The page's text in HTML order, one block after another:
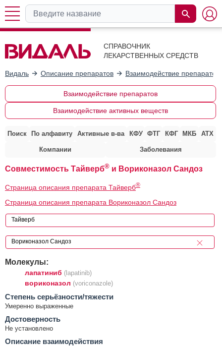
СПРАВОЧНИК
ЛЕКАРСТВЕННЫХ СРЕДСТВ
Видаль Описание препаратов Взаимодействие препаратов
Взаимодействие препаратов
Взаимодействие активных веществ
Поиск По алфавиту Активные в-ва КФУ ФТГ КФГ МКБ АТХ
Компании Заболевания
Совместимость Тайверб® и Вориконазол Сандоз
Страница описания препарата Тайверб®
Страница описания препарата Вориконазол Сандоз
Молекулы:
лапатиниб (lapatinib)
вориконазол (voriconazole)
Cтепень серьёзности/тяжести
Умеренно выраженные
Достоверность
Не установлено
Описание взаимодействия